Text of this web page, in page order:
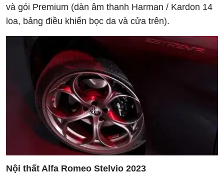
và gói Premium (dàn âm thanh Harman / Kardon 14
loa, bảng điều khiển bọc da và cửa trên).
Nội thất Alfa Romeo Stelvio 2023